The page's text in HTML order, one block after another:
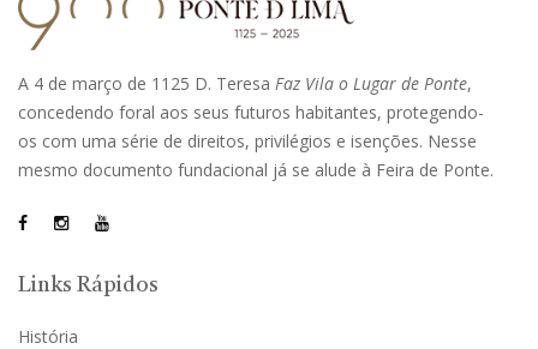
A 4 de março de 1125 D. Teresa Faz Vila o Lugar de Ponte,
concedendo foral aos seus futuros habitantes, protegendo-
os com uma série de direitos, privilégios e isenções. Nesse
mesmo documento fundacional já se alude à Feira de Ponte.
Links Rápidos
História